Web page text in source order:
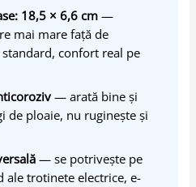
18,5 × 6,6 cm —
mai mare față de
confort real pe
— arată bine și
de ploaie, nu rugineşte și
— se potrivește pe
ale trotinete electrice, e-